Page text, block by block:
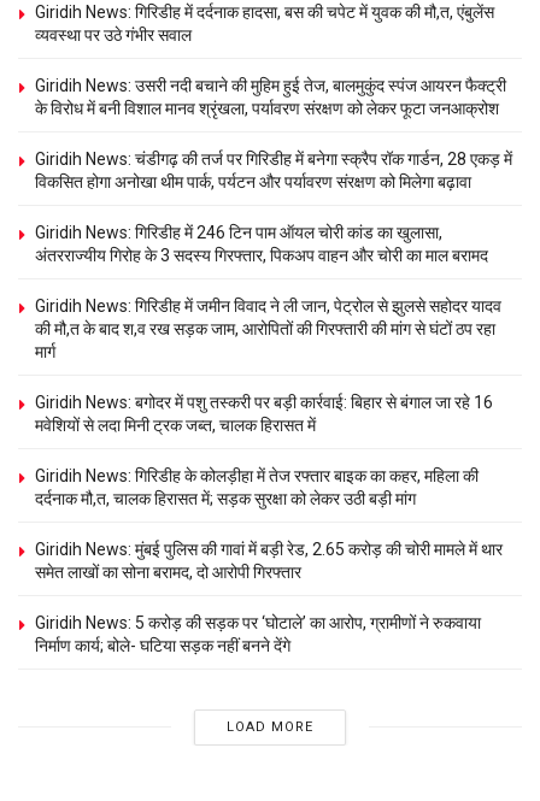
Giridih News: गिरिडीह में दर्दनाक हादसा, बस की चपेट में युवक की मौ,त, एंबुलेंस
व्यवस्था पर उठे गंभीर सवाल
Giridih News: उसरी नदी बचाने की मुहिम हुई तेज, बालमुकुंद स्पंज आयरन फैक्ट्री
के विरोध में बनी विशाल मानव श्रृंखला, पर्यावरण संरक्षण को लेकर फूटा जनआक्रोश
Giridih News: चंडीगढ़ की तर्ज पर गिरिडीह में बनेगा स्क्रैप रॉक गार्डन, 28 एकड़ में
विकसित होगा अनोखा थीम पार्क, पर्यटन और पर्यावरण संरक्षण को मिलेगा बढ़ावा
Giridih News: गिरिडीह में 246 टिन पाम ऑयल चोरी कांड का खुलासा,
अंतरराज्यीय गिरोह के 3 सदस्य गिरफ्तार, पिकअप वाहन और चोरी का माल बरामद
Giridih News: गिरिडीह में जमीन विवाद ने ली जान, पेट्रोल से झुलसे सहोदर यादव
की मौ,त के बाद श,व रख सड़क जाम, आरोपितों की गिरफ्तारी की मांग से घंटों ठप रहा
मार्ग
Giridih News: बगोदर में पशु तस्करी पर बड़ी कार्रवाई: बिहार से बंगाल जा रहे 16
मवेशियों से लदा मिनी ट्रक जब्त, चालक हिरासत में
Giridih News: गिरिडीह के कोलड़ीहा में तेज रफ्तार बाइक का कहर, महिला की
दर्दनाक मौ,त, चालक हिरासत में; सड़क सुरक्षा को लेकर उठी बड़ी मांग
Giridih News: मुंबई पुलिस की गावां में बड़ी रेड, 2.65 करोड़ की चोरी मामले में थार
समेत लाखों का सोना बरामद, दो आरोपी गिरफ्तार
Giridih News: 5 करोड़ की सड़क पर ‘घोटाले’ का आरोप, ग्रामीणों ने रुकवाया
निर्माण कार्य; बोले- घटिया सड़क नहीं बनने देंगे
LOAD MORE